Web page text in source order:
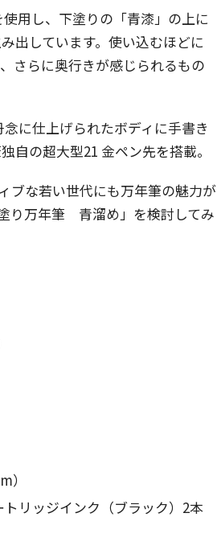
用し、下塗りの「青漆」の上に
出しています。使い込むほどに
さらに奥行きが感じられるもの
に仕上げられたボディに手書き
自の超大型21 金ペン先を搭載。
ブな若い世代にも万年筆の魅力が
り万年筆 青溜め」を検討してみ
リッジインク（ブラック）2本